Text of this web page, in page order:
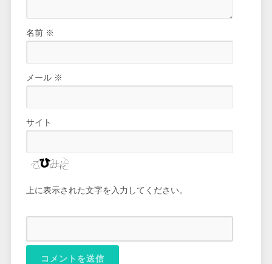
名前 ※
メール ※
サイト
上に表示された文字を入力してください。